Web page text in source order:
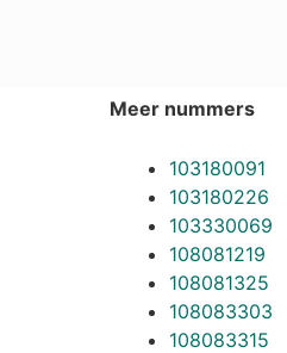
Meer nummers
103180091
103180226
103330069
108081219
108081325
108083303
108083315